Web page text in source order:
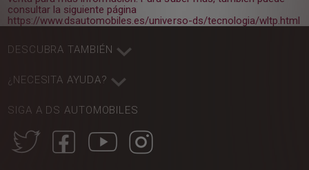
consultar la siguiente página
https://www.dsautomobiles.es/universo-ds/tecnologia/wltp.html
DESCUBRA TAMBIÉN
¿NECESITA AYUDA?
SIGA A DS AUTOMOBILES